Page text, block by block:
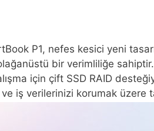
P1, nefes kesici yeni
bir verimliliğe
için çift SSD RAID
ve iş verilerinizi korumak üzere